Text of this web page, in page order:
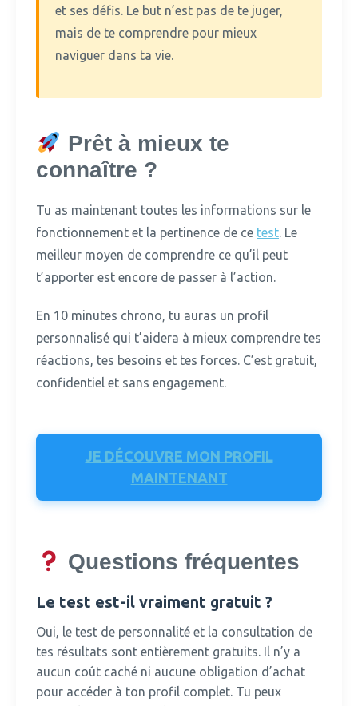
et ses défis. Le but n’est pas de te juger,
mais de te comprendre pour mieux
naviguer dans ta vie.
Prêt à mieux te
connaître ?
Tu as maintenant toutes les informations sur le
fonctionnement et la pertinence de ce test. Le
meilleur moyen de comprendre ce qu’il peut
t’apporter est encore de passer à l’action.
En 10 minutes chrono, tu auras un profil
personnalisé qui t’aidera à mieux comprendre tes
réactions, tes besoins et tes forces. C’est gratuit,
confidentiel et sans engagement.
JE DÉCOUVRE MON PROFIL
MAINTENANT
Questions fréquentes
Le test est-il vraiment gratuit ?
Oui, le test de personnalité et la consultation de
tes résultats sont entièrement gratuits. Il n’y a
aucun coût caché ni aucune obligation d’achat
pour accéder à ton profil complet. Tu peux